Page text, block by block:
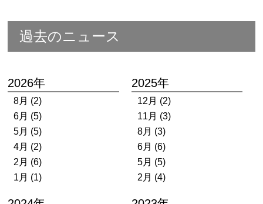
過去のニュース
2026年
8月 (2)
6月 (5)
5月 (5)
4月 (2)
2月 (6)
1月 (1)
2025年
12月 (2)
11月 (3)
8月 (3)
6月 (6)
5月 (5)
2月 (4)